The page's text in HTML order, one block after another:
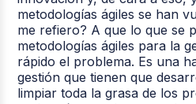
metodologías ágiles se han
me refiero? A que lo que se
metodologías ágiles para la
rápido el problema. Es una
gestión que tienen que
limpiar toda la grasa de los